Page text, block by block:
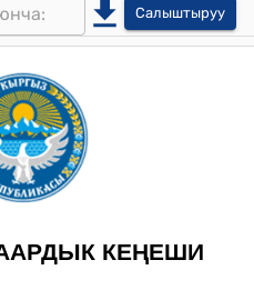
Салыштыруу